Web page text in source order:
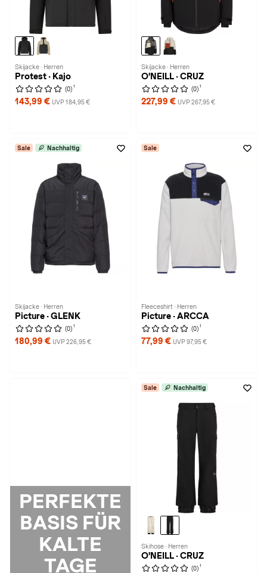
Skijacke · Herren
Protest · Kajo
(0) 1
143,99 € UVP 184,95 €
Skijacke · Herren
O'NEILL · CRUZ
(0) 1
227,99 € UVP 267,95 €
Sale Nachhaltig
Skijacke · Herren
Picture · GLENK
(0) 1
180,99 € UVP 226,95 €
Sale
Fleeceshirt · Herren
Picture · ARCCA
(0) 1
77,99 € UVP 97,95 €
PERFEKTE
BASIS FÜR
KALTE
TAGE
Sale Nachhaltig
Skihose · Herren
O'NEILL · CRUZ
(0) 1